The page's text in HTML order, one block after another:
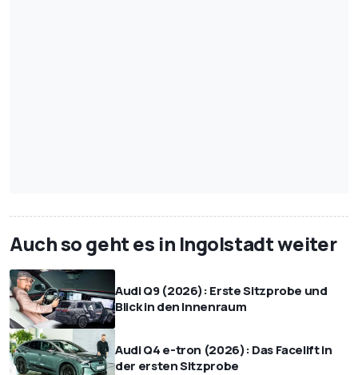
Auch so geht es in Ingolstadt weiter
Audi Q9 (2026): Erste Sitzprobe und
Blick in den Innenraum
Audi Q4 e-tron (2026): Das Facelift in
der ersten Sitzprobe